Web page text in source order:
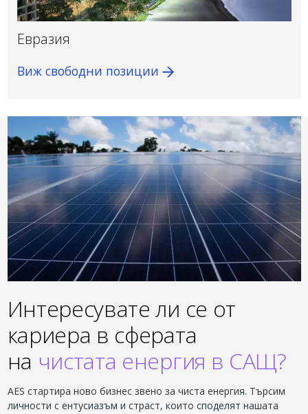
Евразия
Виж свободни позиции
Интересувате ли се от
кариера в сферата
на чистата енергия в САЩ?
AES стартира ново бизнес звено за чиста енергия. Търсим
личности с ентусиазъм и страст, които споделят нашата